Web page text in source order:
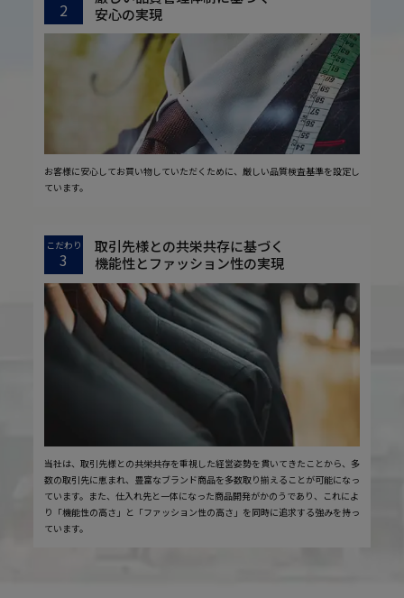
2
安心の実現
お客様に安心してお買い物していただくために、厳しい品質検査基準を設定し
ています。
こだわり
3
取引先様との共栄共存に基づく
機能性とファッション性の実現
当社は、取引先様との共栄共存を重視した経営姿勢を貫いてきたことから、多
数の取引先に恵まれ、豊富なブランド商品を多数取り揃えることが可能になっ
ています。また、仕入れ先と一体になった商品開発がかのうであり、これによ
り「機能性の高さ」と「ファッション性の高さ」を同時に追求する強みを持っ
ています。